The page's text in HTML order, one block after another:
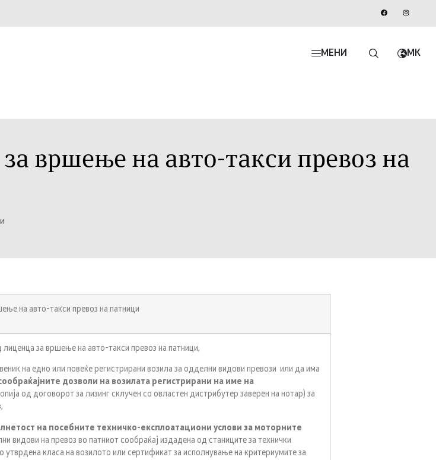
МЕНИ MK
вршење на авто-такси превоз на
на авто-такси превоз на патници
за вршење на авто-такси превоз на патници,
на едно или повеќе регистрирани возила за одделни видови превози или да има
дозволи на возилата регистрирани на име на
од договорот за лизинг склучен со овластен дистрибутер заверен на нотар) за
на посебните техничко-експлоатациони услови за моторните
видови на превоз во патниот сообраќај издадена од станиците за технички
утврдена класа на возилото или сертификат за исполнување на критериумите за